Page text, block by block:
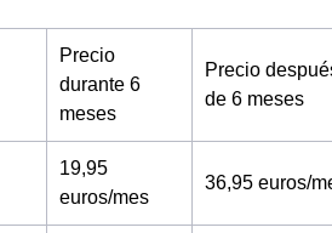
Precio
durante 6
meses
Precio
de 6 meses
19,95
euros/mes
36,95 euros/